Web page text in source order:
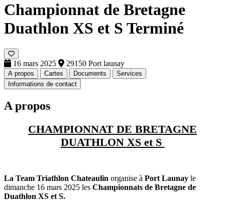
Championnat de Bretagne
Duathlon XS et S Terminé
16 mars 2025 29150 Port launay
A propos Cartes Documents
Services
Informations de contact
A propos
CHAMPIONNAT DE BRETAGNE
DUATHLON XS et S
La Team Triathlon Chateaulin organise à Port Launay le
dimanche 16 mars 2025 les Championnats de Bretagne de
Duathlon XS et S.